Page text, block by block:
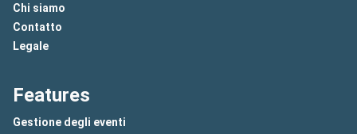
Chi siamo
Contatto
Legale
Features
Gestione degli eventi